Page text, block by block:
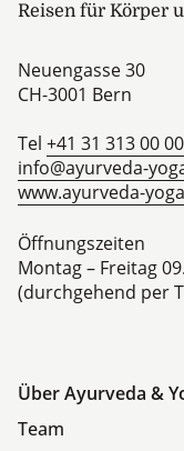
Reisen für Körper
Neuengasse 30
CH-3001 Bern
Tel +41 31 313 00 00
info@ayurveda-
www.ayurveda-
Öffnungszeiten
Montag – Freitag
(durchgehend per
Über Ayurveda &
Team